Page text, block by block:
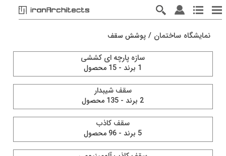
نمايشگاه ساختمان / پوشش سقف
سازه پارچه ای کششی
1 برند - 15 محصول
سقف شیبدار
2 برند - 135 محصول
سقف کاذب
5 برند - 96 محصول